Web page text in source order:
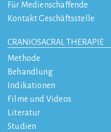
Für Medienschaffende
Kontakt Geschäftsstelle
CRANIOSACRAL THERAPIE
Methode
Behandlung
Indikationen
Filme und Videos
Literatur
Studien